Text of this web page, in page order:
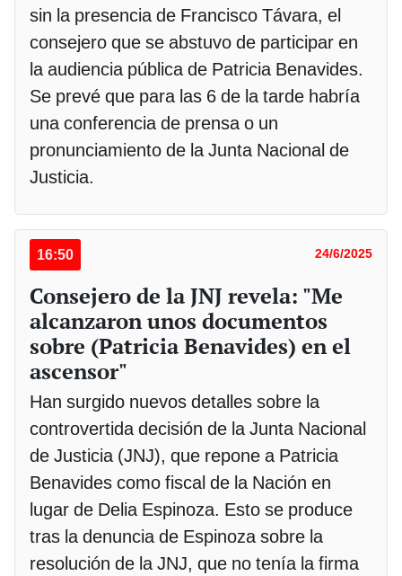
sin la presencia de Francisco Távara, el
consejero que se abstuvo de participar en
la audiencia pública de Patricia Benavides.
Se prevé que para las 6 de la tarde habría
una conferencia de prensa o un
pronunciamiento de la Junta Nacional de
Justicia.
16:50 24/6/2025
Consejero de la JNJ revela: "Me
alcanzaron unos documentos
sobre (Patricia Benavides) en el
ascensor"
Han surgido nuevos detalles sobre la
controvertida decisión de la Junta Nacional
de Justicia (JNJ), que repone a Patricia
Benavides como fiscal de la Nación en
lugar de Delia Espinoza. Esto se produce
tras la denuncia de Espinoza sobre la
resolución de la JNJ, que no tenía la firma